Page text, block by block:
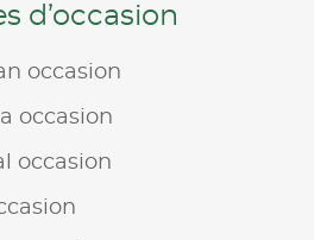
d’occasion
occasion
occasion
occasion